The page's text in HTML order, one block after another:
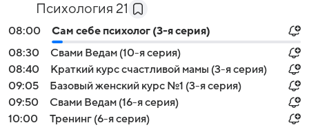
Психология 21
08:00
Сам себе психолог (3-я серия)
08:30
Свами Ведам (10-я серия)
08:40
Краткий курс счастливой мамы (3-я серия)
09:05
Базовый женский курс №1 (3-я серия)
09:50
Свами Ведам (16-я серия)
10:00
Тренинг (6-я серия)